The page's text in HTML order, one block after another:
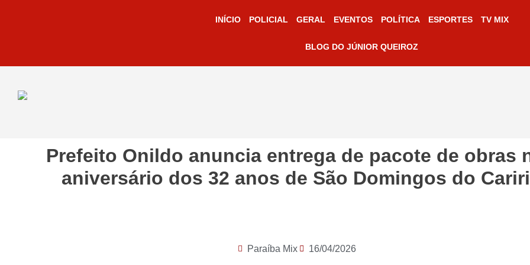
INÍCIO POLICIAL GERAL EVENTOS POLÍTICA ESPORTES TV MIX
BLOG DO JÚNIOR QUEIROZ
Prefeito Onildo anuncia entrega de pacote de obras
aniversário dos 32 anos de São Domingos do Cariri
Paraíba Mix 16/04/2026